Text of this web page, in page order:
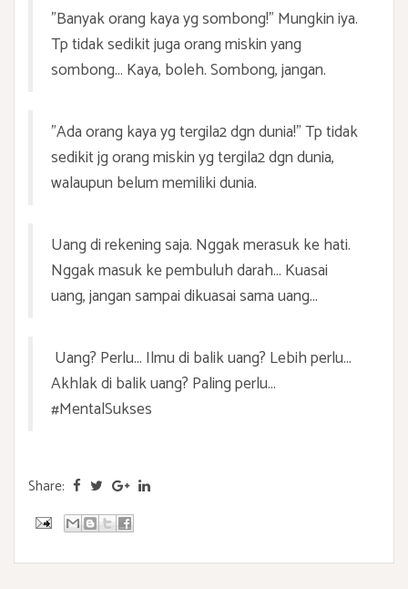
"Banyak orang kaya yg sombong!" Mungkin iya.
Tp tidak sedikit juga orang miskin yang
sombong... Kaya, boleh. Sombong, jangan.
"Ada orang kaya yg tergila2 dgn dunia!" Tp tidak
sedikit jg orang miskin yg tergila2 dgn dunia,
walaupun belum memiliki dunia.
Uang di rekening saja. Nggak merasuk ke hati.
Nggak masuk ke pembuluh darah... Kuasai
uang, jangan sampai dikuasai sama uang...
Uang? Perlu... Ilmu di balik uang? Lebih perlu...
Akhlak di balik uang? Paling perlu...
#MentalSukses
Share: